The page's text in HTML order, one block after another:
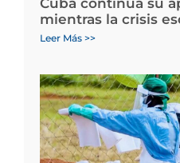
Cuba continúa su
mientras la crisis
Leer Más >>